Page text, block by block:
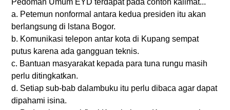
a. Petemun nonformal antara kedua presiden itu akan
berlangsung di lstana Bogor.
b. Komunikasi telepon antar kota di Kupang sempat
putus karena ada gangguan teknis.
c. Bantuan masyarakat kepada para tuna rungu masih
perlu ditingkatkan.
d. Setiap sub-bab dalambuku itu perlu dibaca agar dapat
dipahami isina.